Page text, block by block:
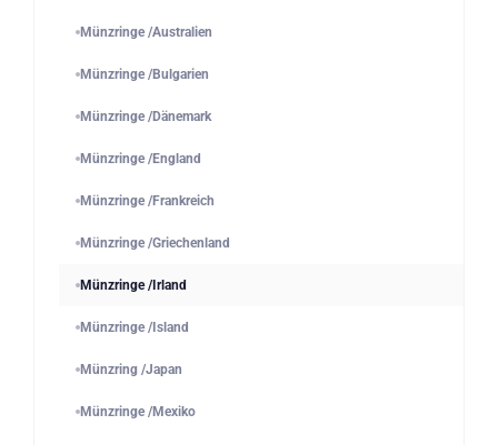
Münzringe /Australien
Münzringe /Bulgarien
Münzringe /Dänemark
Münzringe /England
Münzringe /Frankreich
Münzringe /Griechenland
Münzringe /Irland
Münzringe /Island
Münzring /Japan
Münzringe /Mexiko